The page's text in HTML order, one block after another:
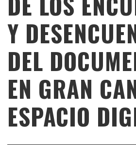
Y
DEL
EN GRAN
ESPACIO